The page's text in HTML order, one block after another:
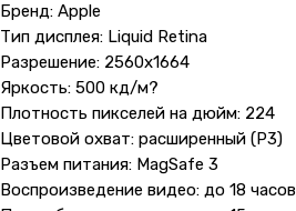
Бренд: Apple
Тип дисплея: Liquid Retina
Разрешение: 2560x1664
Яркость: 500 кд/м?
Плотность пикселей на дюйм: 224
Цветовой охват: расширенный (P3)
Разъем питания: MagSafe 3
Воспроизведение видео: до 18 часов